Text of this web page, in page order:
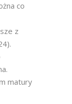
co
z
matury